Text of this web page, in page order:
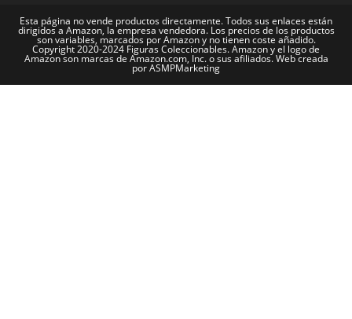
Esta página no vende productos directamente. Todos sus enlaces están
dirigidos a Amazon, la empresa vendedora. Los precios de los productos
son variables, marcados por Amazon y no tienen coste añadido.
Copyright 2020-2024 Figuras Coleccionables. Amazon y el logo de
Amazon son marcas de Amazon.com, Inc. o sus afiliados. Web creada
por ASMPMarketing